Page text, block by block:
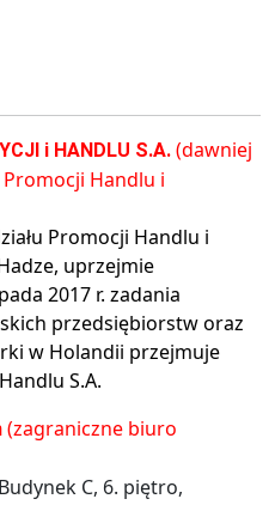
i HANDLU S.A. (dawniej
Promocji Handlu i
Promocji Handlu i
uprzejmie
2017 r. zadania
przedsiębiorstw oraz
w Holandii przejmuje
S.A.
(zagraniczne biuro
C, 6. piętro,